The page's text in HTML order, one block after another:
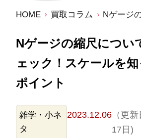
HOME 買取コラム
Nゲージの縮尺につい
ェック！スケールを
ポイント
雑学・小ネ
タ
2023.12.06 （更
17日)